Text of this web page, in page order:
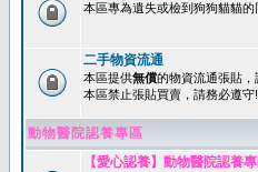
本區專為遺失或檢到狗狗貓貓
二手物資流通
本區提供無償的物資流通張貼，
本區禁止張貼買賣，請務必遵守
動物醫院認養專區
【愛心認養】動物醫院認養